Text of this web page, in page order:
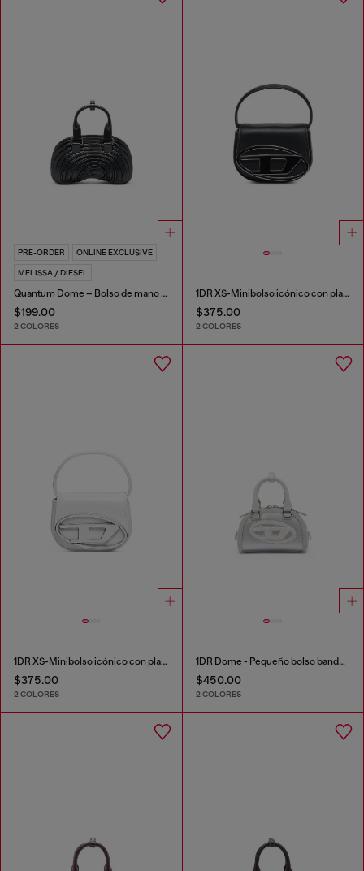
PRE-ORDER ONLINE EXCLUSIVE
MELISSA / DIESEL
Quantum Dome – Bolso de mano en Melflex®
$199.00
2 COLORES
1DR XS-Minibolso icónico con placa D logo
$375.00
2 COLORES
1DR XS-Minibolso icónico con placa D logo
$375.00
2 COLORES
1DR Dome - Pequeño bolso bandolera de satén y ante
$450.00
2 COLORES